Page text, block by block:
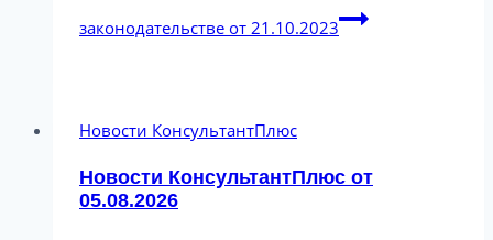
законодательстве от 21.10.2023
Новости КонсультантПлюс
Новости КонсультантПлюс от
05.08.2026